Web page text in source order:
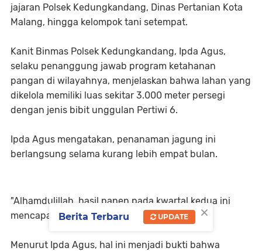
jajaran Polsek Kedungkandang, Dinas Pertanian Kota
Malang, hingga kelompok tani setempat.
Kanit Binmas Polsek Kedungkandang, Ipda Agus,
selaku penanggung jawab program ketahanan
pangan di wilayahnya, menjelaskan bahwa lahan yang
dikelola memiliki luas sekitar 3.000 meter persegi
dengan jenis bibit unggulan Pertiwi 6.
Ipda Agus mengatakan, penanaman jagung ini
berlangsung selama kurang lebih empat bulan.
"Alhamdulillah, hasil panen pada kwartal kedua ini
mencapai sekitar 23 kwintal," ujarnya.
Menurut Ipda Agus, hal ini menjadi bukti bahwa
×
Berita Terbaru UPDATE